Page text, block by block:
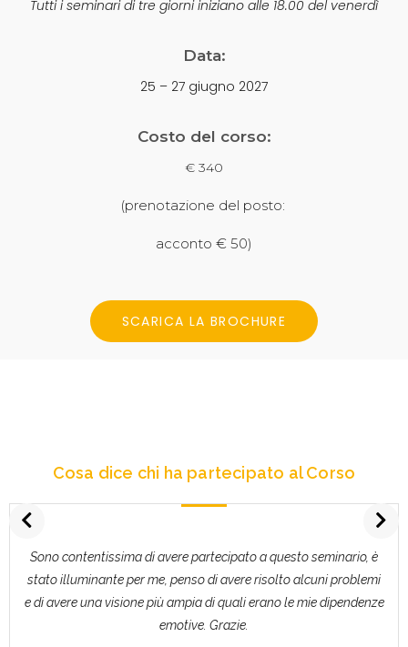
Tutti i seminari di tre giorni iniziano alle 18.00 del venerdì
Data:
25 – 27 giugno 2027
Costo del corso:
€ 340
(prenotazione del posto:
acconto € 50)
SCARICA LA BROCHURE
Cosa dice chi ha partecipato al Corso
Sono contentissima di avere partecipato a questo seminario, è
stato illuminante per me, penso di avere risolto alcuni problemi
e di avere una visione più ampia di quali erano le mie dipendenze
emotive. Grazie.